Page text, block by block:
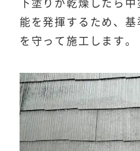
下塗りが乾燥したら
能を発揮するため、基
を守って施工します。